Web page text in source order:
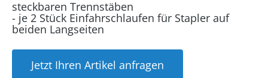
steckbaren Trennstäben
- je 2 Stück Einfahrschlaufen für Stapler auf
beiden Langseiten
Jetzt Ihren Artikel anfragen